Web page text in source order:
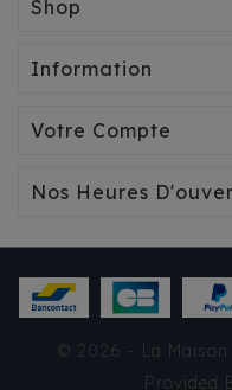
Shop
Information
Votre Compte
Nos Heures
© 2026 - La Maison
Provided